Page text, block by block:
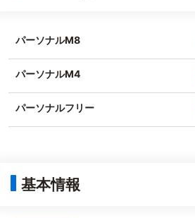
パーソナルM8
パーソナルM4
パーソナルフリー
基本情報